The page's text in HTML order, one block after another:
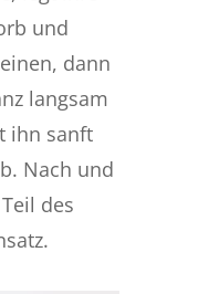
und
dann
langsam
ihn sanft
Nach und
des